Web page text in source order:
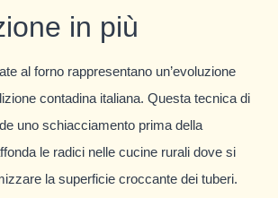
in più
al forno rappresentano un’evoluzione
contadina italiana. Questa tecnica di
uno schiacciamento prima della
le radici nelle cucine rurali dove si
la superficie croccante dei tuberi.